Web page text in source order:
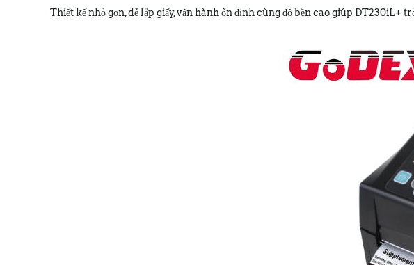
Thiết kế nhỏ gọn, dễ lắp giấy, vận hành ổn định cùng độ bền cao giúp